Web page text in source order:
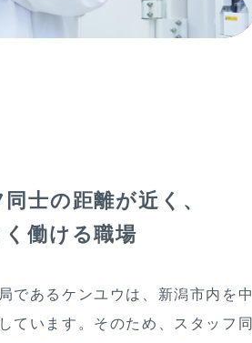
士の距離が近く、
働ける職場
であるケンユウは、新潟市内を中
ています。そのため、スタッフ同